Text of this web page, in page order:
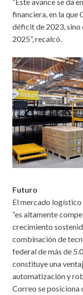
“Este avance se da
financiera, en la
déficit de 2023, sino
2025”, recalcó.
Futuro
El mercado logístico
“es altamente
crecimiento
combinación de
federal de más de
constituye una
automatización y
Correo se